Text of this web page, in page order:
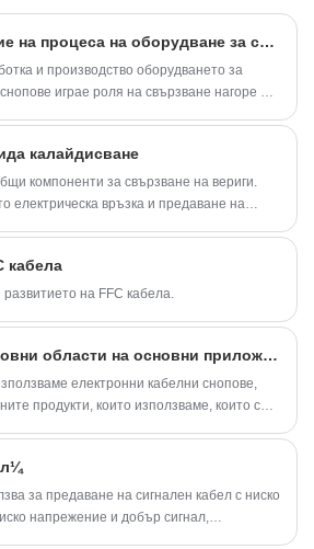
ваш дългосрочен партньор в Китай.
Подробно описание на процеса на оборудване за свързване на кабелни снопове
и производство оборудването за
играе роля на свързване нагоре и
да се използва в много индустрии.
за свързване. Кабелният сноп е
отстранен, като в процеса може да се
калайдисване
компоненти за свързване на вериги.
електрическа връзка и предаване на
енергия между системите.
кабела
на FFC кабела.
Кои са шестте основни области на основни приложения на кабелните снопове
електронни кабелни снопове,
продукти, които използваме, които са
за предаване на сигнален кабел с ниско
напрежение и добър сигнал,